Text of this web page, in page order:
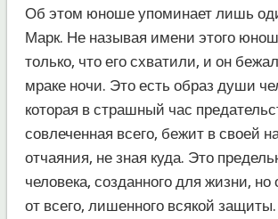
Об этом юноше упоминает лишь
Марк. Не называя имени этого
только, что его схватили, и он
мраке ночи. Это есть образ души
которая в страшный час
совлеченная всего, бежит в своей
отчаяния, не зная куда. Это
человека, созданного для жизни, но
от всего, лишенного всякой